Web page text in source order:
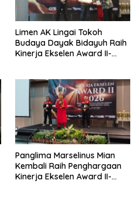
Limen AK Lingai Tokoh
Budaya Dayak Bidayuh Raih
Kinerja Ekselen Award II-
Panglima Marselinus Mian
Kembali Raih Penghargaan
Kinerja Ekselen Award II-